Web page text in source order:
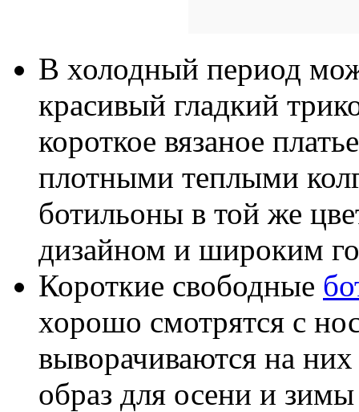
В холодный период
красивый гладкий
короткое вязаное
плотными теплыми
ботильоны в той же
дизайном и широким
Короткие свободные
хорошо смотрятся с
выворачиваются на
образ для осени и